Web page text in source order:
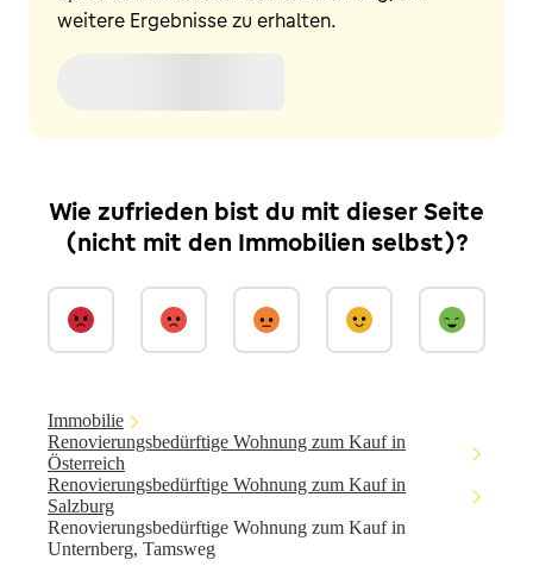
weitere Ergebnisse zu erhalten.
Wie zufrieden bist du mit dieser Seite
(nicht mit den Immobilien selbst)?
Immobilie
Renovierungsbedürftige Wohnung zum Kauf in
Österreich
Renovierungsbedürftige Wohnung zum Kauf in
Salzburg
Renovierungsbedürftige Wohnung zum Kauf in
Unternberg, Tamsweg